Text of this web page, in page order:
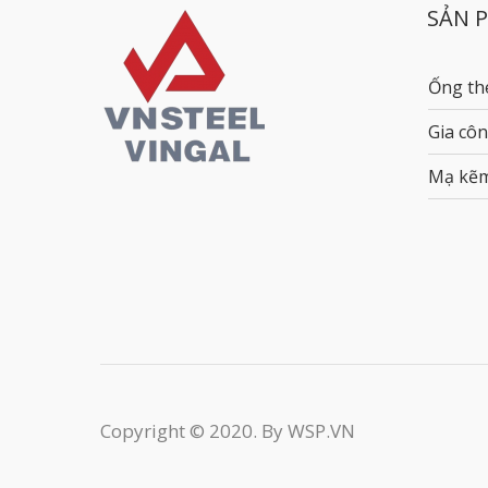
SẢN
Ống
Gia
Mạ
Copyright © 2020. By WSP.VN